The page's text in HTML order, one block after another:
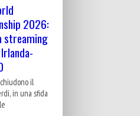
2026:
streaming
il
in una sfida